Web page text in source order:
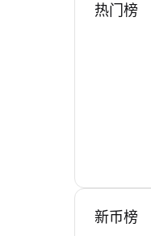
热门榜
新币榜